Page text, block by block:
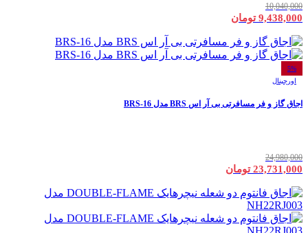
10,040,000
9,438,000 تومان
5%
اورجینال
اجاق گاز و فر مسافرتی بی آر اس BRS مدل BRS-16
24,980,000
23,731,000 تومان